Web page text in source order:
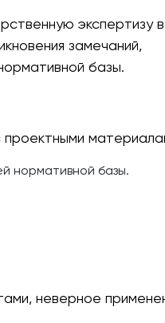
экспертизу в
замечаний,
базы.
нормативной базы.
неверное